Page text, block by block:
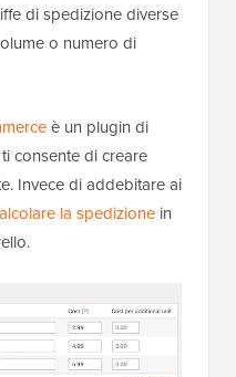
di spedizione diverse
o numero di
è un plugin di
consente di creare
Invece di addebitare ai
la spedizione in